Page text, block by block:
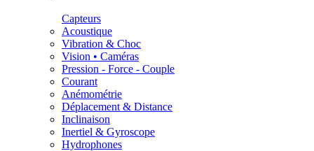
Capteurs
Acoustique
Vibration & Choc
Vision • Caméras
Pression - Force - Couple
Courant
Anémométrie
Déplacement & Distance
Inclinaison
Inertiel & Gyroscope
Hydrophones